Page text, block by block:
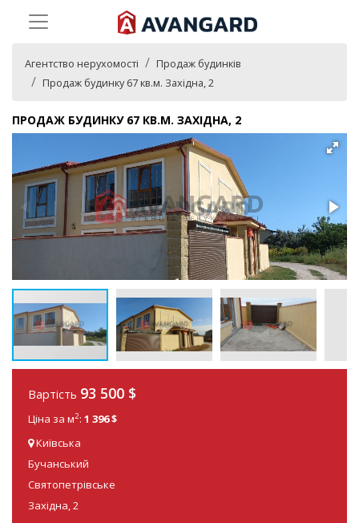
Агентство нерухомості
Продаж будинків
Продаж будинку 67 кв.м. Західна, 2
ПРОДАЖ БУДИНКУ 67 КВ.М. ЗАХІДНА, 2
Вартість 93 500 $
Ціна за м2: 1 396 $
Київська
Бучанський
Святопетрівське
Західна, 2